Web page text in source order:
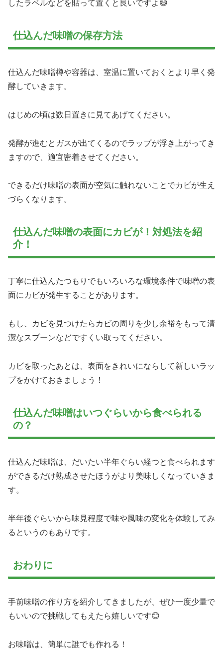
したラベルなどを貼って置くと良いですよ😄
仕込んだ味噌の保存方法
仕込んだ味噌樽や容器は、室温に置いておくとより早く発
酵していきます。
はじめの頃は数日置きに見てあげてください。
発酵が進むとガスが出てくるのでラップが浮き上がってき
ますので、適宜密着させてください。
できるだけ味噌の表面が空気に触れないことでカビが生え
づらくなります。
仕込んだ味噌の表面にカビが！対処法を紹
介！
丁寧に仕込んたつもりでもいろいろな環境条件で味噌の表
面にカビが発生することがあります。
もし、カビを見つけたらカビの周りを少し余裕をもって清
潔なスプーンなどですくい取ってください。
カビを取ったあとは、表面をきれいにならして新しいラッ
プをかけておきましょう！
仕込んだ味噌はいつぐらいから食べられる
の？
仕込んだ味噌は、だいたい半年ぐらい経つと食べられます
ができるだけ熟成させたほうがより美味しくなっていきま
す。
半年後ぐらいから味見程度で味や風味の変化を体験してみ
るというのもありです。
おわりに
手前味噌の作り方を紹介してきましたが、ぜひ一度少量で
もいいので挑戦してもえたら嬉しいです😊
お味噌は、簡単に誰でも作れる！